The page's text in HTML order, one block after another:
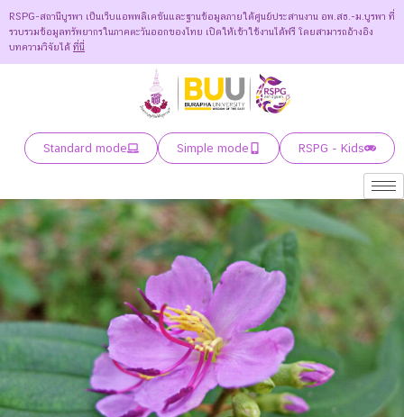
RSPG-สถานีบูรพา เป็นเว็บแอพพลิเคชันและฐานข้อมูลภายใต้ศูนย์ประสานงาน อพ.สธ.-ม.บูรพา ที่
รวบรวมข้อมูลทรัพยากรในภาคตะวันออกของไทย เปิดให้เข้าใช้งานได้ฟรี โดยสามารถอ้างอิง
บทความวิจัยได้ ที่นี่
Standard mode Simple mode RSPG - Kids